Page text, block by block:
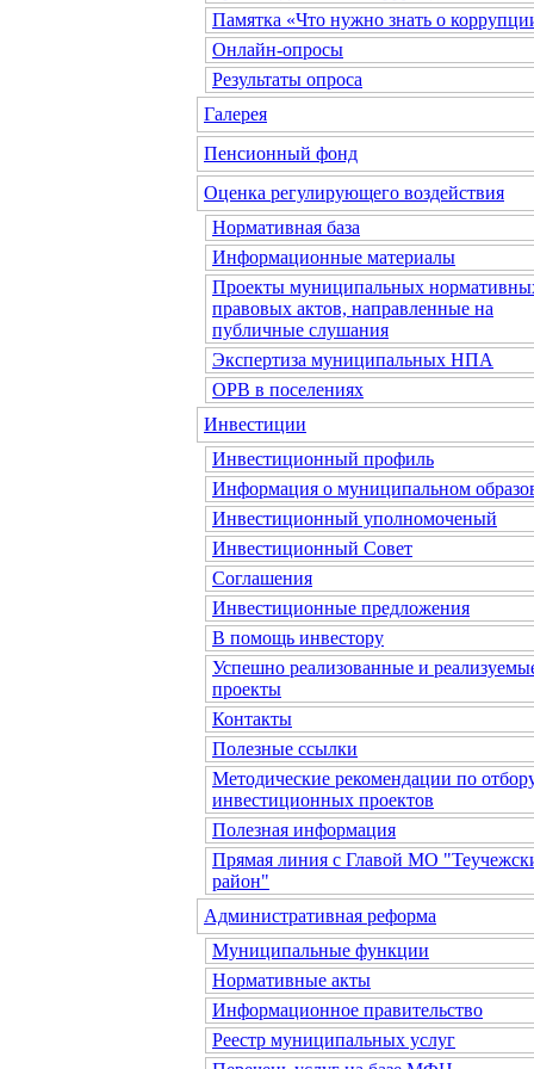
Памятка «Что нужно знать о
Онлайн-опросы
Результаты опроса
Галерея
Пенсионный фонд
Оценка регулирующего воздействия
Нормативная база
Информационные материалы
Проекты муниципальных
правовых актов, направленные на
публичные слушания
Экспертиза муниципальных НПА
ОРВ в поселениях
Инвестиции
Инвестиционный профиль
Информация о муниципальном
Инвестиционный уполномоченый
Инвестиционный Совет
Соглашения
Инвестиционные предложения
В помощь инвестору
Успешно реализованные и
проекты
Контакты
Полезные ссылки
Методические рекомендации по
инвестиционных проектов
Полезная информация
Прямая линия с Главой МО
район"
Административная реформа
Муниципальные функции
Нормативные акты
Информационное правительство
Реестр муниципальных услуг